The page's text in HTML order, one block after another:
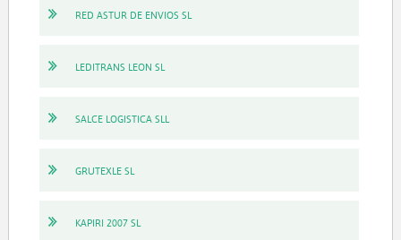
RED ASTUR DE ENVIOS SL
LEDITRANS LEON SL
SALCE LOGISTICA SLL
GRUTEXLE SL
KAPIRI 2007 SL